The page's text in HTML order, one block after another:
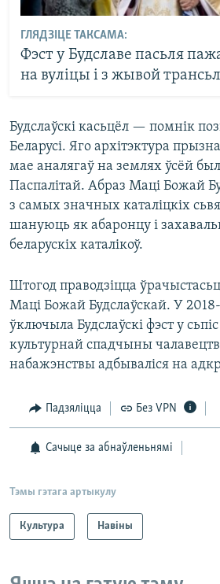
ГЛЯДЗІЦЕ ТАКСАМА:
Фэст у Будславе пасьля
на вуліцы і з жывой
Будслаўскі касьцёл — помнік
Беларусі. Яго архітэктура
мае аналягаў на землях ўсёй
Паспалітай. Абраз Маці Божай
з самых значных каталіцкіх
шануюць як абаронцу і
беларускіх каталікоў.
Штогод праводзіцца
Маці Божай Будслаўскай. У
ўключыла Будслаўскі фэст у
культурнай спадчыны
набажэнствы адбываліся на
Падзяліцца Без VPN
Сачыце за абнаўленьнямі
Тэмы гэтага артыкулу
Культура Навіны